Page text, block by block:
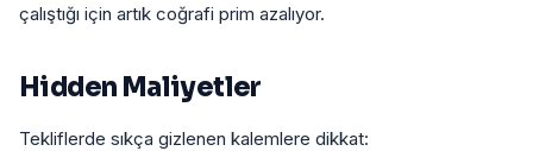
çalıştığı için artık coğrafi prim azalıyor.
Hidden Maliyetler
Tekliflerde sıkça gizlenen kalemlere dikkat: